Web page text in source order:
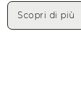
Scopri di più